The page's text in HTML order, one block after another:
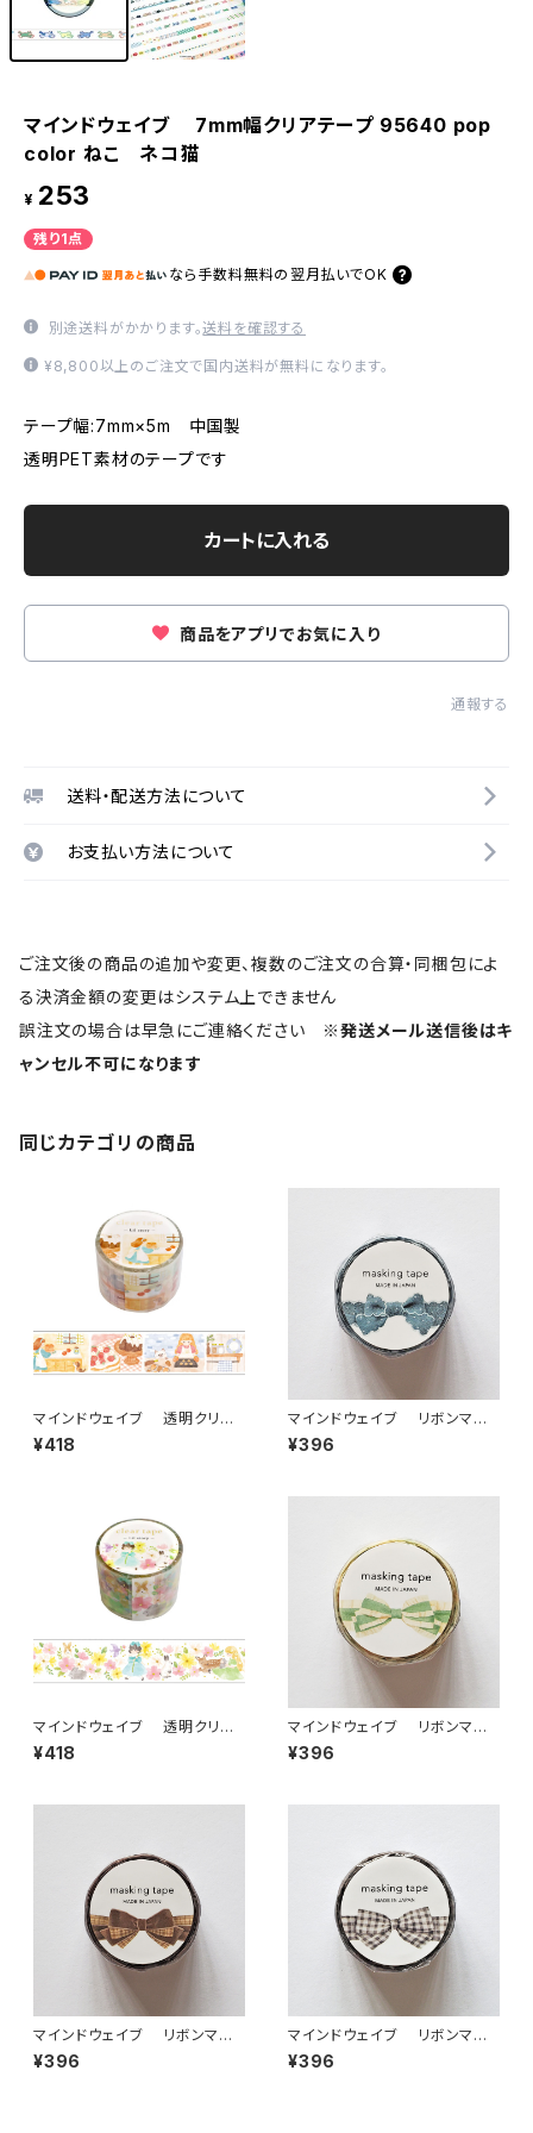
マインドウェイブ 7mm幅クリアテープ 95640 pop
color ねこ ネコ猫
¥ 253
残り1点
なら 手数料無料の 翌月払いでOK
別途送料がかかります。送料を確認する
¥8,800以上のご注文で国内送料が無料になります。
テープ幅:7mm×5m 中国製
透明PET素材のテープです
カートに入れる
商品をアプリでお気に入り
通報する
送料・配送方法について
お支払い方法について
ご注文後の商品の追加や変更、複数のご注文の合算・同梱包によ
る決済金額の変更はシステム上できません
誤注文の場合は早急にご連絡ください ※発送メール送信後はキ
ャンセル不可になります
同じカテゴリの商品
マインドウェイブ 透明クリア
テープ95692 リル ストーリー
baking scene 30mm
¥418
マインドウェイブ リボンマス
キングテープ ダイカット95587
デニム ブルー
¥396
マインドウェイブ 透明クリア
テープ95689 リル ストーリー
stroll 30mm
¥418
マインドウェイブ リボンマス
キングテープ ダイカット95588
フリル グリーン
¥396
マインドウェイブ リボンマス
キングテープ ダイカット95589
ベロア ブラウン
¥396
マインドウェイブ リボンマス
キングテープ ダイカット95585
ギンガムチェック グレー
¥396